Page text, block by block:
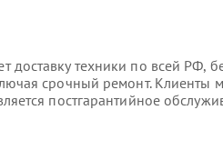
доставку техники по всей РФ,
срочный ремонт. Клиенты
постгарантийное